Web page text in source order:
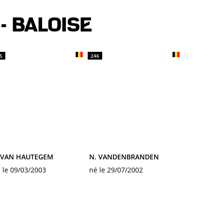
HAUTEGEM
le 09/03/2003
246
N. VANDENBRANDEN
né le 29/07/2002